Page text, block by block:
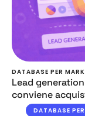
DATABASE PER
Lead
conviene
DATABASE